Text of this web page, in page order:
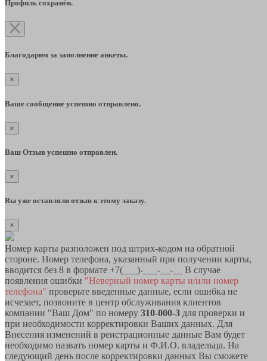
Профиль сохранён.
Благодарим за заполнение анкеты.
×
Ваше сообщение успешно отправлено.
×
Ваш Отзыв успешно отправлен.
×
Вы уже оставляли отзыв к этому заказу.
×
Номер карты разположен под штрих-кодом на обратной
стороне. Номер телефона, указанный при получении карты,
вводится без 8 в формате +7(___)-___-__-__ В случае
появления ошибки "Неверный номер карты и/или номер
телефона" проверьте введенные данные, если ошибка не
исчезает, позвоните в центр обслуживания клиентов
компании "Ваш Дом" по номеру 310-000-3 для проверки и
при необходимости корректировки Ваших данных. Для
Внесения изменений в реистрационные данные Вам будет
необходимо назвать номер карты и Ф.И.О. владельца. На
следующий день после корректировки данных Вы сможете